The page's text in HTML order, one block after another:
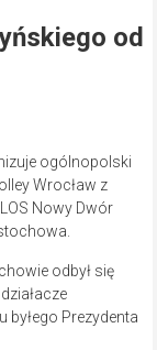
od
ogólnopolski
Wrocław z
Nowy Dwór
odbył się
byłego Prezydenta